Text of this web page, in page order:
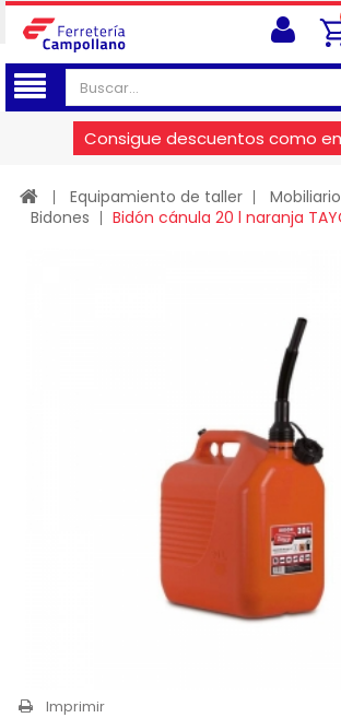
Consigue descuentos como
Equipamiento de taller
Bidones
Bidón cánula 20 l naranja
Imprimir